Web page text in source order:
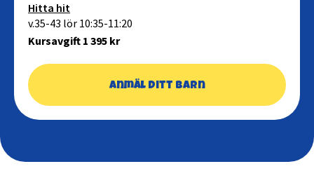
Hitta hit
v.35-43 lör 10:35-11:20
Kursavgift 1 395 kr
Anmäl ditt barn